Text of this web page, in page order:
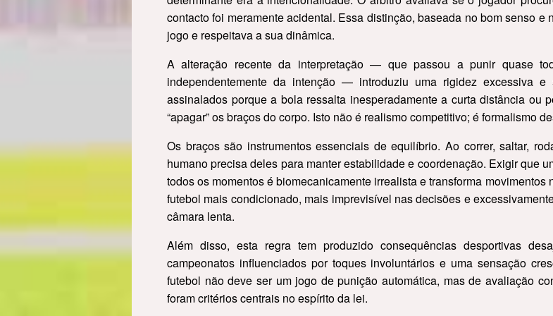
contacto foi meramente acidental. Essa distinção, baseada no bom senso
jogo e respeitava a sua dinâmica.
A alteração recente da interpretação — que passou a punir quase
independentemente da intenção — introduziu uma rigidez excessiva
assinalados porque a bola ressalta inesperadamente a curta distância ou
“apagar” os braços do corpo. Isto não é realismo competitivo; é formalismo
Os braços são instrumentos essenciais de equilíbrio. Ao correr, saltar,
humano precisa deles para manter estabilidade e coordenação. Exigir que
todos os momentos é biomecanicamente irrealista e transforma
futebol mais condicionado, mais imprevisível nas decisões e
câmara lenta.
Além disso, esta regra tem produzido consequências desportivas
campeonatos influenciados por toques involuntários e uma sensação
futebol não deve ser um jogo de punição automática, mas de avaliação
foram critérios centrais no espírito da lei.